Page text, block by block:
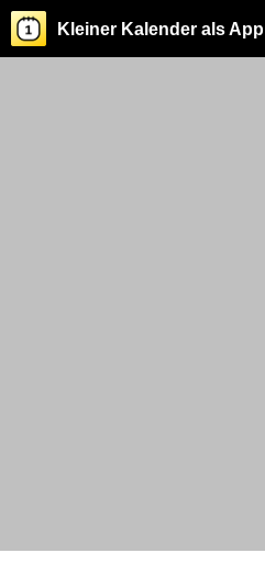
Kleiner Kalender als App